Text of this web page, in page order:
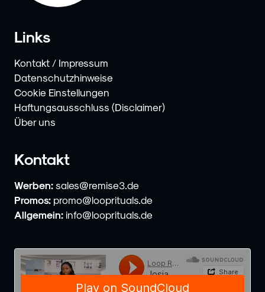
Links
Kontakt / Impressum
Datenschutzhinweise
Cookie Einstellungen
Haftungsausschluss (Disclaimer)
Über uns
Kontakt
Werben: sales@remise3.de
Promos: promo@looprituals.de
Allgemein: info@looprituals.de